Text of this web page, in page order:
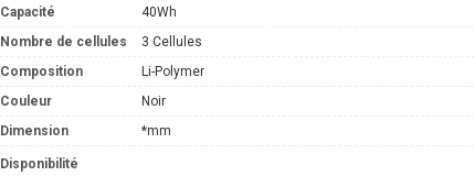
Capacité
40Wh
Nombre de cellules
3 Cellules
Composition
Li-Polymer
Couleur
Noir
Dimension
*mm
Disponibilité